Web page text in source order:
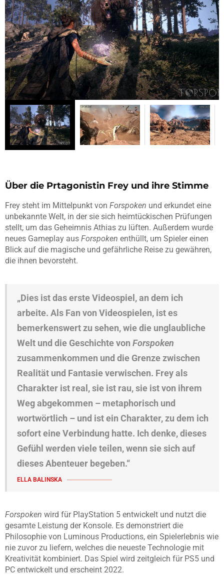
Über die Prtagonistin Frey und ihre Stimme
Frey steht im Mittelpunkt von Forspoken und erkundet eine
unbekannte Welt, in der sie sich heimtückischen Prüfungen
stellt, um das Geheimnis Athias zu lüften. Außerdem wurde
neues Gameplay aus Forspoken enthüllt, um Spieler einen
Blick auf die magische und gefährliche Reise zu gewähren,
die ihnen bevorsteht.
„Dies ist das erste Videospiel, an dem ich
arbeite. Als Fan von Videospielen, ist es
bemerkenswert zu sehen, wie die unglaubliche
Welt und die Geschichte von Forspoken
zusammenkommen und die Grenze zwischen
Realität und Fantasie verwischen. Frey als
Charakter ist real, sie ist rau, sie ist von ihrem
Weg abgekommen – metaphorisch und
wortwörtlich – und ist ein Charakter, zu dem ich
sofort eine Verbindung hatte. Ich denke, dieses
Gefühl werden viele teilen, wenn sie sich auf
dieses Abenteuer begeben.“
ELLA BALINSKA
Forspoken wird für PlayStation 5 entwickelt und nutzt die
gesamte Leistung der Konsole. Es demonstriert die
Philosophie von Luminous Productions, ein Spielerlebnis wie
nie zuvor zu liefern, welches die neueste Technologie mit
Kreativität kombiniert. Das Spiel wird zeitgleich für PS5 und
PC entwickelt und erscheint 2022.